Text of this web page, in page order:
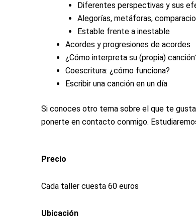
Diferentes perspectivas y sus
Alegorías, metáforas,
Estable frente a inestable
Acordes y progresiones de acordes
¿Cómo interpreta su (propia)
Coescritura: ¿cómo funciona?
Escribir una canción en un día
Si conoces otro tema sobre el que te
ponerte en contacto conmigo.
Precio
Cada taller cuesta 60 euros
Ubicación